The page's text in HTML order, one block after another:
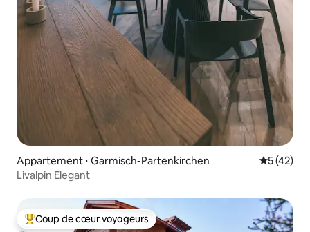
Appartement ⋅ Garmisch-Partenkirchen
5 (42)
Livalpin Elegant
Coups de cœur voyageurs les plus appréciés
Coup de cœur voyageurs